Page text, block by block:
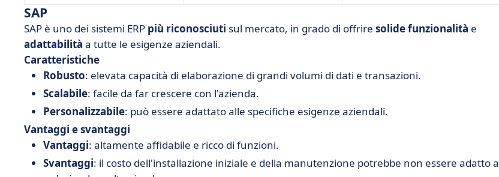
SAP
SAP è uno dei sistemi ERP più riconosciuti sul mercato, in grado di offrire solidefunzionalità e
adattabilità a tutte le esigenze aziendali.
Caratteristiche
Robusto: elevata capacità di elaborazione di grandi volumi di dati e transazioni.
Scalabile: facile da far crescere con l'azienda.
Personalizzabile: può essere adattato alle specifiche esigenze aziendali.
Vantaggi e svantaggi
Vantaggi: altamente affidabile e ricco di funzioni.
Svantaggi: il costo dell'installazione iniziale e della manutenzione potrebbe non essere adatto a